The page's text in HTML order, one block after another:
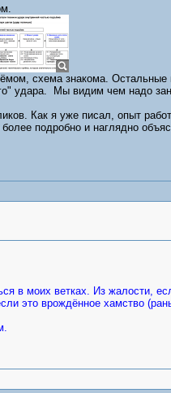
схема знакома.
удара. Мы видим чем надо
Как я уже писал, опыт
подробно и наглядно
моих ветках. Из жалости,
это врождённое хамство